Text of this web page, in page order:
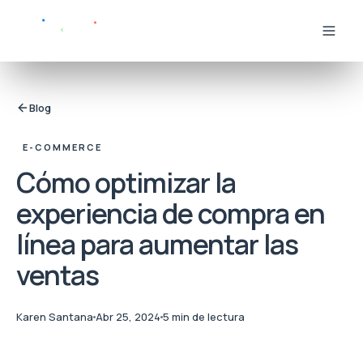
Blog
E-COMMERCE
Cómo optimizar la
experiencia de compra en
línea para aumentar las
ventas
Karen Santana Abr 25, 2024 5 min de lectura